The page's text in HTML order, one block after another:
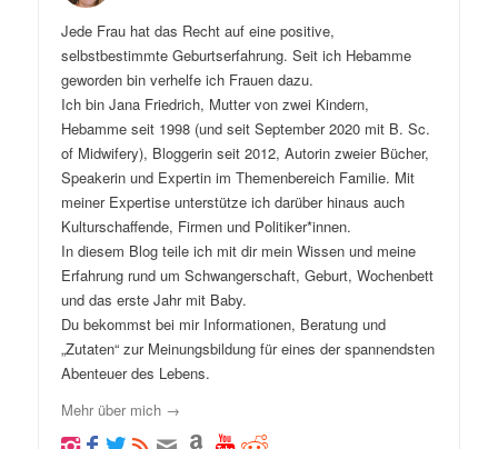
Jede Frau hat das Recht auf eine positive,
selbstbestimmte Geburtserfahrung. Seit ich Hebamme
geworden bin verhelfe ich Frauen dazu.
Ich bin Jana Friedrich, Mutter von zwei Kindern,
Hebamme seit 1998 (und seit September 2020 mit B. Sc.
of Midwifery), Bloggerin seit 2012, Autorin zweier Bücher,
Speakerin und Expertin im Themenbereich Familie. Mit
meiner Expertise unterstütze ich darüber hinaus auch
Kulturschaffende, Firmen und Politiker*innen.
In diesem Blog teile ich mit dir mein Wissen und meine
Erfahrung rund um Schwangerschaft, Geburt, Wochenbett
und das erste Jahr mit Baby.
Du bekommst bei mir Informationen, Beratung und
„Zutaten“ zur Meinungsbildung für eines der spannendsten
Abenteuer des Lebens.
Mehr über mich →